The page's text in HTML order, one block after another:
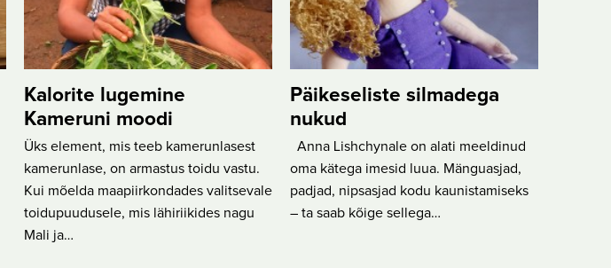
Kalorite lugemine
Kameruni moodi
Üks element, mis teeb kamerunlasest
kamerunlase, on armastus toidu vastu.
Kui mõelda maapiirkondades valitsevale
toidupuudusele, mis lähiriikides nagu
Mali ja…
Päikeseliste silmadega
nukud
Anna Lishchynale on alati meeldinud
oma kätega imesid luua. Mänguasjad,
padjad, nipsasjad kodu kaunistamiseks
– ta saab kõige sellega…